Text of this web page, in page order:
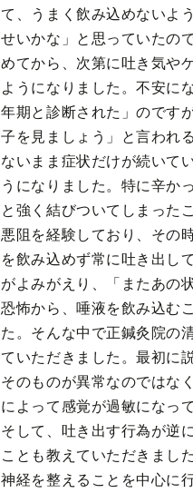
て、うまく飲み込めないよ
せいかな」と思っていたの
めてから、次第に吐き気や
ようになりました。不安に
年期と診断された」のです
子を見ましょう」と言われ
ないまま症状だけが続いて
うになりました。特に辛か
と強く結びついてしまった
悪阻を経験しており、その
を飲み込めず常に吐き出し
がよみがえり、「またあの
恐怖から、唾液を飲み込む
た。そんな中で正鍼灸院の
ていただきました。最初に
そのものが異常なのではな
によって感覚が過敏になっ
そして、吐き出す行為が逆
ことも教えていただきまし
神経を整えることを中心に